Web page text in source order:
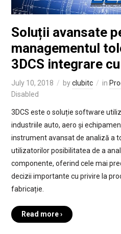
Soluții avansate
managementul
3DCS integrare
July 10, 2018 byclubitc in
Disabled
3DCS este o soluție software
industriile auto, aero și
instrument avansat de analiză a
utilizatorilor posibilitatea de a
componente, oferind cele mai
decizii importante cu privire la
fabricație.
Read more ›